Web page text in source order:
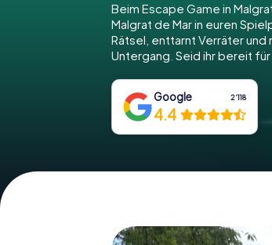
Beim Escape Game in
Malgrat de Mar in euren
Rätsel, enttarnt Verräter
Untergang. Seid ihr bereit
Google 2‘118
4.4